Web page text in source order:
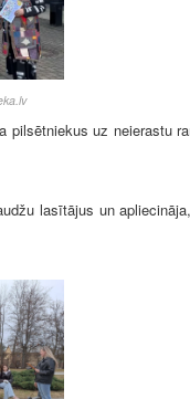
uz neierastu
lasītājus un